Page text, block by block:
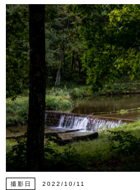
撮影日 2022/10/11